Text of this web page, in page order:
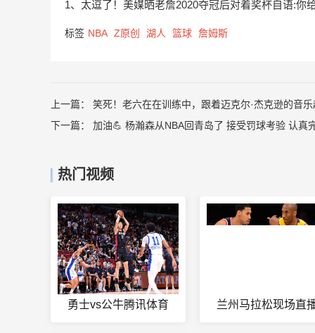
1、太逗了！美媒晒老詹2020夺冠后对着奖杯自语:你
标签 NBA Z原创 湖人 篮球 詹姆斯
上一篇： 笑死！老六在在训练中，跟着迈克尔·杰克逊的音
下一篇： 加油💪 杨瀚森从NBA回青岛了 接受罚球考验 认真
热门视频
勇士vs公牛腾讯体育 兰州马拉松现场直